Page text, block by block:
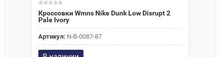
Кроссовки Wmns Nike Dunk Low Disrupt 2
Pale Ivory
Артикул: N-В-0087-87